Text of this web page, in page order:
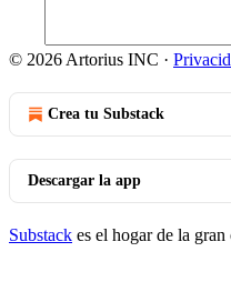
© 2026 Artorius INC ·
Crea tu Substack
Descargar la app
Substack es el hogar de la gran